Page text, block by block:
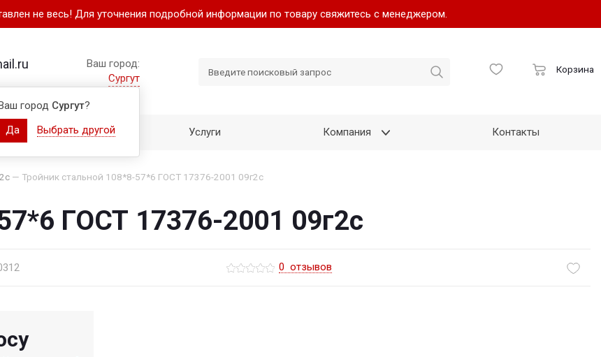
не весь! Для уточнения подробной информации по товару свяжитесь с менеджером.
Ваш город:
Сургут
город Сургут?
Да
Выбрать другой
Корзина
Как купить Услуги Компания Контакты
— Тройник стальной 108*8-57*6 ГОСТ 17376-2001 09г2с
ГОСТ 17376-2001 09г2с
0 отзывов